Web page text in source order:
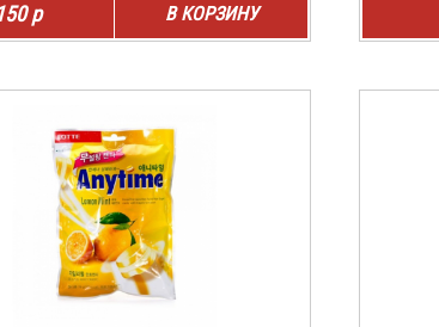
р В КОРЗИНУ